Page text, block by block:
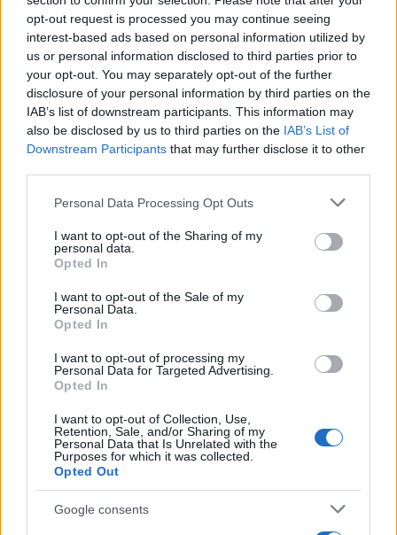
opt-out request is processed you may continue seeing
interest-based ads based on personal information utilized by
us or personal information disclosed to third parties prior to
your opt-out. You may separately opt-out of the further
disclosure of your personal information by third parties on the
IAB’s list of downstream participants. This information may
also be disclosed by us to third parties on the IAB’s List of
Downstream Participants that may further disclose it to other
Please note that this website/app uses one or more Google
not limited to your visit or usage behaviour. You may click to
grant or deny consent to Google and its third-party tags to
use your data for below specified purposes in below Google
consent section.
Personal Data Processing Opt Outs
I want to opt-out of the Sharing of my
personal data.
Opted In
I want to opt-out of the Sale of my
Personal Data.
Opted In
I want to opt-out of processing my
Personal Data for Targeted Advertising.
Opted In
I want to opt-out of Collection, Use,
Retention, Sale, and/or Sharing of my
Personal Data that Is Unrelated with the
Purposes for which it was collected.
Opted Out
Google consents
Το αριθμητικό μειονέκτημα της Αντβέρπ ώθησε